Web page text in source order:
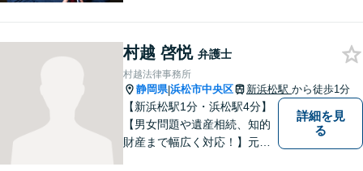
法律事務所】
村越 啓悦 弁護士
村越法律事務所
静岡県|浜松市中央区 新浜松駅 から徒歩1分
【新浜松駅1分・浜松駅4分】
【男女問題や遺産相続、知的
財産まで幅広く対応！】元裁
詳細を見
る